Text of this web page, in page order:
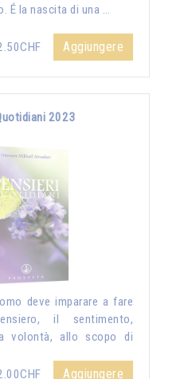
É la nascita di una …
Aggiungere
2023
deve imparare a fare
il sentimento,
volontà, allo scopo di
Aggiungere